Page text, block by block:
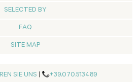
SELECTED BY
FAQ
SITE MAP
SIE UNS | +39.070.513489